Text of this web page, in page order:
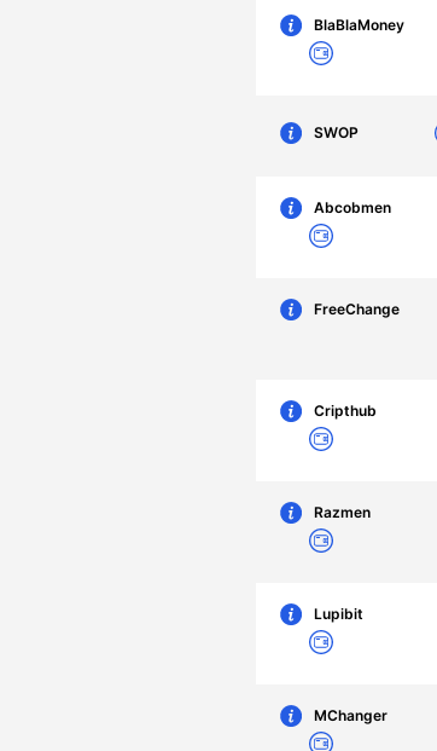
BlaBlaMoney
SWOP
Abcobmen
FreeChange
Cripthub
Razmen
Lupibit
MChanger